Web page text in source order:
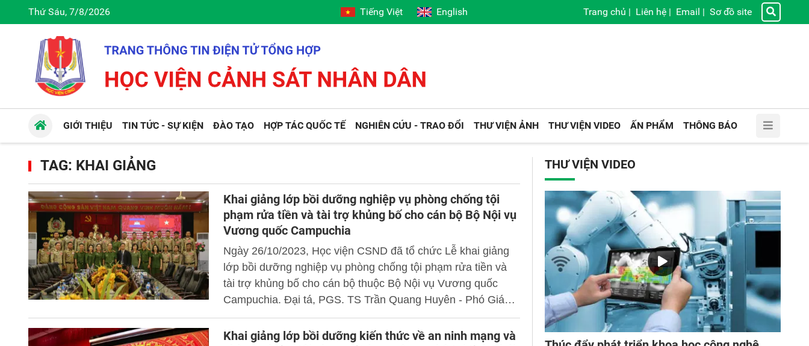
Thứ Sáu, 7/8/2026 Tiếng Việt English Trang chủ | Liên hệ | Email | Sơ đồ site
GIỚI THIỆU TIN TỨC - SỰ KIỆN ĐÀO TẠO HỢP TÁC QUỐC TẾ NGHIÊN CỨU - TRAO ĐỔI THƯ VIỆN ẢNH THƯ VIỆN VIDEO ẤN PHẨM THÔNG BÁO
TAG: KHAI GIẢNG
Khai giảng lớp bồi dưỡng nghiệp vụ phòng chống tội
phạm rửa tiền và tài trợ khủng bố cho cán bộ Bộ Nội vụ
Vương quốc Campuchia
Ngày 26/10/2023, Học viện CSND đã tổ chức Lễ khai giảng
lớp bồi dưỡng nghiệp vụ phòng chống tội phạm rửa tiền và
tài trợ khủng bố cho cán bộ thuộc Bộ Nội vụ Vương quốc
Campuchia. Đại tá, PGS. TS Trần Quang Huyên - Phó Giám
đốc Học viện dự và chủ trì buổi lễ.
Khai giảng lớp bồi dưỡng kiến thức về an ninh mạng và
THƯ VIỆN VIDEO